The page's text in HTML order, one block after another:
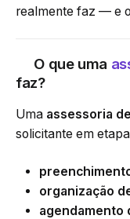
realmente faz — e
O que uma
faz?
Uma assessoria
solicitante em
organização
agendamento